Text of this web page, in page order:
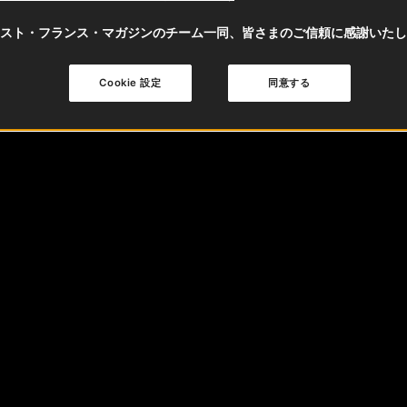
ト・フランス・マガジンのチーム一同、皆さまのご信頼に感謝いた
同意する
Cookie 設定